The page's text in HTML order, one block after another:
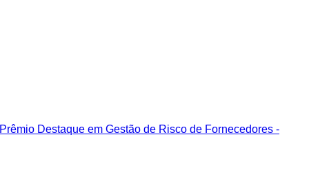
Destaque em Gestão de Risco de Fornecedores -